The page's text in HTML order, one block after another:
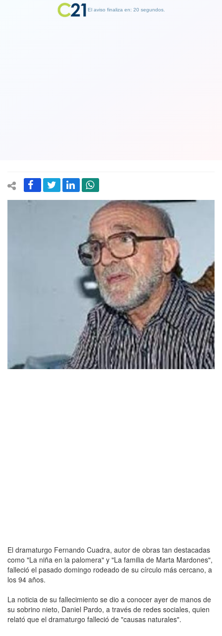
El dramaturgo Fernando Cuadra, autor de obras tan destacadas
como "La niña en la palomera" y "La familia de Marta Mardones",
falleció el pasado domingo rodeado de su círculo más cercano, a
los 94 años.
La noticia de su fallecimiento se dio a conocer ayer de manos de
su sobrino nieto, Daniel Pardo, a través de redes sociales, quien
relató que el dramaturgo falleció de "causas naturales".
El aviso finaliza en: 19 segundos.